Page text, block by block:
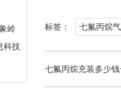
岭
科技
标签： 七氟丙烷
七氟丙烷充装多少